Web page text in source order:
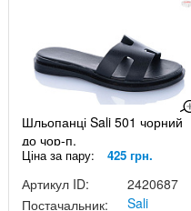
Шльопанці Sali 501 чорний
до чор-п.
Ціна за пару: 425 грн.
Артикул ID:
2420687
Постачальник:
Sali